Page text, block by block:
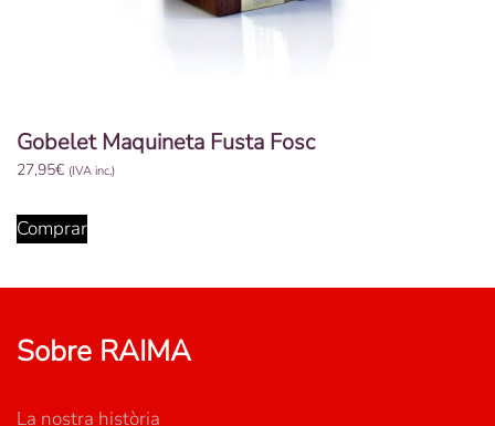
Gobelet Maquineta Fusta Fosc
27,95€ (IVA inc.)
Comprar
Sobre RAIMA
La nostra història